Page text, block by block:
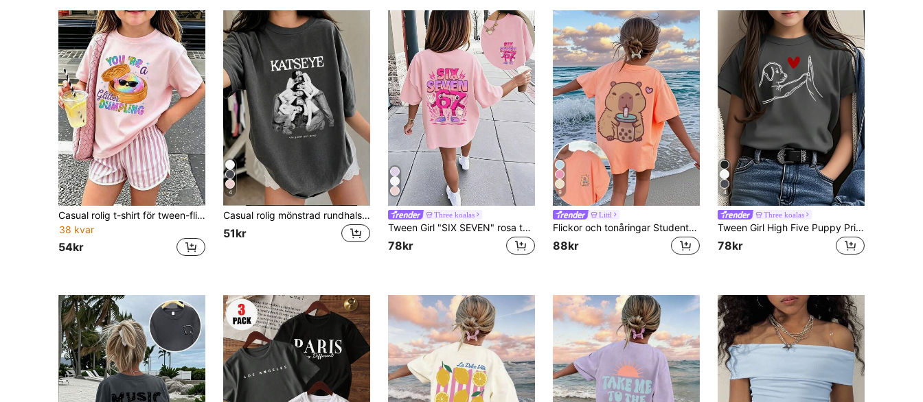
Casual rolig t-shirt för tween-flickor med grafiskt tryck, rund hals, kort ärm och pullover-modell, sommaröverdel
38 kvar
54kr
4
Casual rolig mönstrad rundhalsad pullover kortärmad t-shirt sommartopp för tween-tjejer
51kr
Three koalas
Tween Girl "SIX SEVEN" rosa tecknad t-shirt med numeriskt tryck, lämplig för vardagsbruk, gatustil, evenemang, mångsidig sommartopp för flickor
78kr
9
Littl
Flickor och tonåringar Studenter Casual Orange Mönstrad Rund Hals Kortärmad T-shirt Sommartopp
88kr
4
Three koalas
Tween Girl High Five Puppy Print Crew Neck Kortärmad T-Shirt Top, Summer
78kr